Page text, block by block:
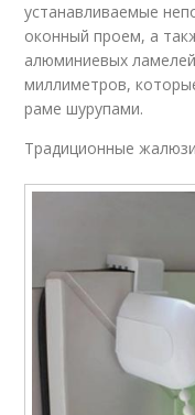
устанавливаемые
оконный проем, а
алюминиевых
миллиметров,
раме шурупами.
Традиционные жалюзи